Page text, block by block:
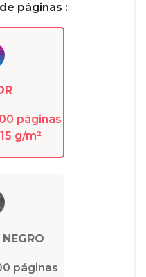
páginas :
páginas
g/m²
páginas